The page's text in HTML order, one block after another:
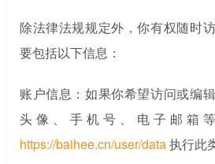
除法律法规规定外，你有权随时
要包括以下信息：
账户信息：如果你希望访问或编
头像、手机号、电子邮箱
https://baihee.cn/user/data执行此